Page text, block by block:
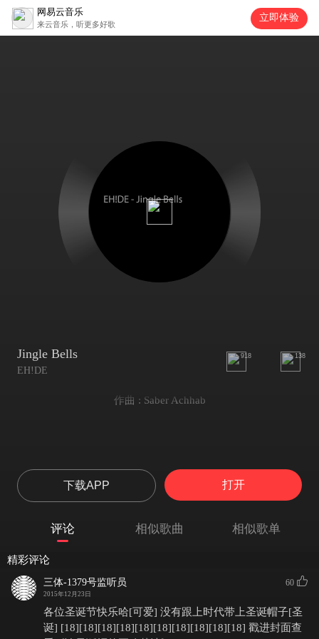
网易云音乐
来云音乐，听更多好歌
立即体验
Jingle Bells
EH!DE
918 138
作曲 : Saber Achhab
下载APP 打开
评论 相似歌曲 相似歌单
精彩评论
三体-1379号监听员
2015年12月23日
60
各位圣诞节快乐哈[可爱] 没有跟上时代带上圣诞帽子[圣
诞] [18][18][18][18][18][18][18][18][18][18] 戳进封面查